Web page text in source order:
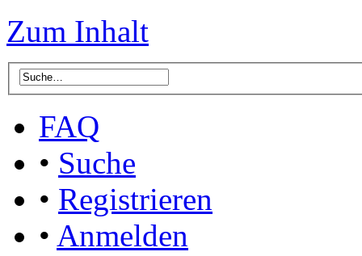
Zum Inhalt
FAQ
• Suche
• Registrieren
• Anmelden